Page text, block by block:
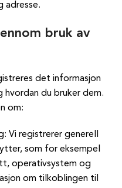
adresse.
bruk av
det informasjon
hvordan du bruker dem.
om:
Vi registrerer generell
som for eksempel
operativsystem og
om tilkoblingen til